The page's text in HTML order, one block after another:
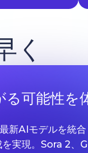
く
る可能性を
新AIモデルを統合
実現。Sora 2、